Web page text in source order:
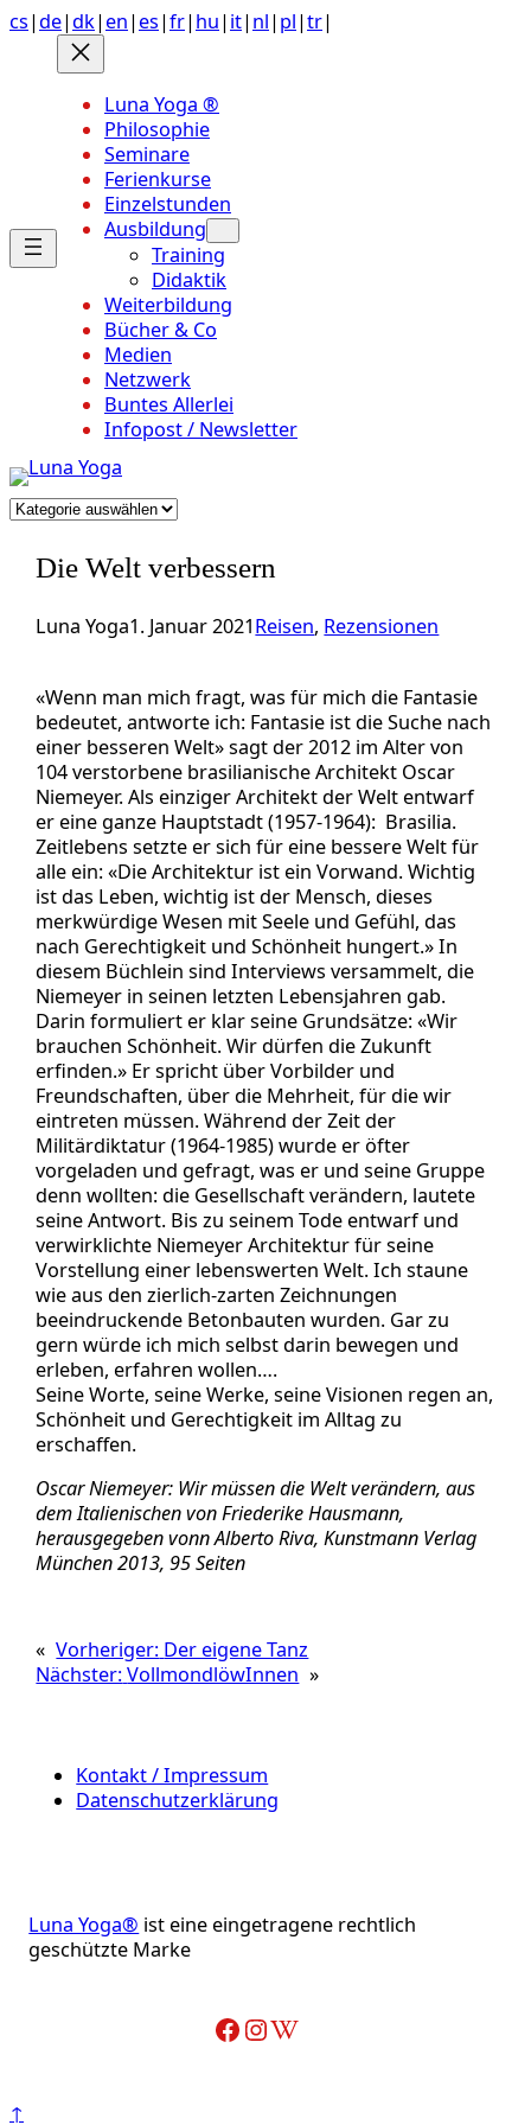
Anchor
Zum
Inhalt
springen
cs|de|dk| en| es|fr| hu| it| nl| pl|tr|
Luna Yoga ®
Philosophie
Seminare
Ferienkurse
Einzelstunden
Ausbildung
Training
Didaktik
Weiterbildung
Bücher & Co
Medien
Netzwerk
Buntes Allerlei
Infopost / Newsletter
Kategorien
Die Welt verbessern
Luna Yoga1. Januar 2021Reisen, Rezensionen
«Wenn man mich fragt, was für mich die Fantasie
bedeutet, antworte ich: Fantasie ist die Suche nach
einer besseren Welt» sagt der 2012 im Alter von
104 verstorbene brasilianische Architekt Oscar
Niemeyer. Als einziger Architekt der Welt entwarf
er eine ganze Hauptstadt (1957-1964): Brasilia.
Zeitlebens setzte er sich für eine bessere Welt für
alle ein: «Die Architektur ist ein Vorwand. Wichtig
ist das Leben, wichtig ist der Mensch, dieses
merkwürdige Wesen mit Seele und Gefühl, das
nach Gerechtigkeit und Schönheit hungert.» In
diesem Büchlein sind Interviews versammelt, die
Niemeyer in seinen letzten Lebensjahren gab.
Darin formuliert er klar seine Grundsätze: «Wir
brauchen Schönheit. Wir dürfen die Zukunft
erfinden.» Er spricht über Vorbilder und
Freundschaften, über die Mehrheit, für die wir
eintreten müssen. Während der Zeit der
Militärdiktatur (1964-1985) wurde er öfter
vorgeladen und gefragt, was er und seine Gruppe
denn wollten: die Gesellschaft verändern, lautete
seine Antwort. Bis zu seinem Tode entwarf und
verwirklichte Niemeyer Architektur für seine
Vorstellung einer lebenswerten Welt. Ich staune
wie aus den zierlich-zarten Zeichnungen
beeindruckende Betonbauten wurden. Gar zu
gern würde ich mich selbst darin bewegen und
erleben, erfahren wollen….
Seine Worte, seine Werke, seine Visionen regen an,
Schönheit und Gerechtigkeit im Alltag zu
erschaffen.
Oscar Niemeyer: Wir müssen die Welt verändern, aus
dem Italienischen von Friederike Hausmann,
herausgegeben vonn Alberto Riva, Kunstmann Verlag
München 2013, 95 Seiten
« Vorheriger: Der eigene Tanz
Nächster:VollmondlöwInnen »
Kontakt / Impressum
Datenschutzerklärung
Luna Yoga® ist eine eingetragene rechtlich
geschützte Marke
Facebook InstagramWikipedia-Artikel über Adelheid Ohlig
↑